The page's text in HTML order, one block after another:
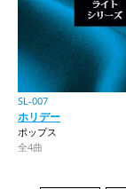
SL-007
ホリデー
ポップス
全4曲